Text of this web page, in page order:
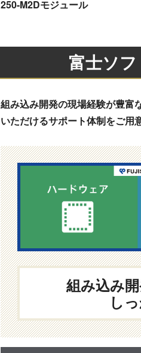
250-M2Dモジュール
富士ソ
組み込み開発の現場経験が豊富
いただけるサポート体制をご用
組み込み
し